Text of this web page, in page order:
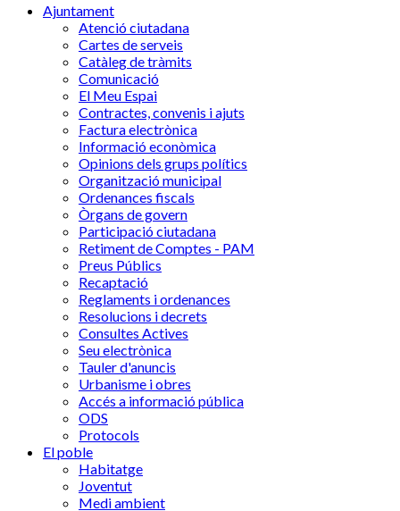
Ajuntament
Atenció ciutadana
Cartes de serveis
Catàleg de tràmits
Comunicació
El Meu Espai
Contractes, convenis i ajuts
Factura electrònica
Informació econòmica
Opinions dels grups polítics
Organització municipal
Ordenances fiscals
Òrgans de govern
Participació ciutadana
Retiment de Comptes - PAM
Preus Públics
Recaptació
Reglaments i ordenances
Resolucions i decrets
Consultes Actives
Seu electrònica
Tauler d'anuncis
Urbanisme i obres
Accés a informació pública
ODS
Protocols
El poble
Habitatge
Joventut
Medi ambient